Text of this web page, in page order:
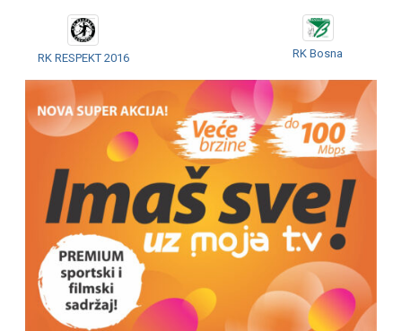
RK RESPEKT 2016 RK Bosna